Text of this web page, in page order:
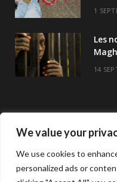
We value your
We use cookies to
personalized ads or
1
Les
14
© Copyright